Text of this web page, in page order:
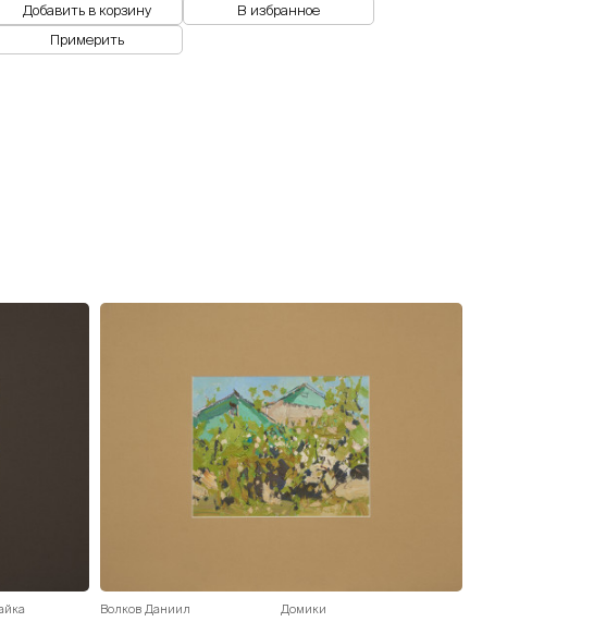
Добавить в корзину
В избранное
Примерить
Волков Даниил Домики